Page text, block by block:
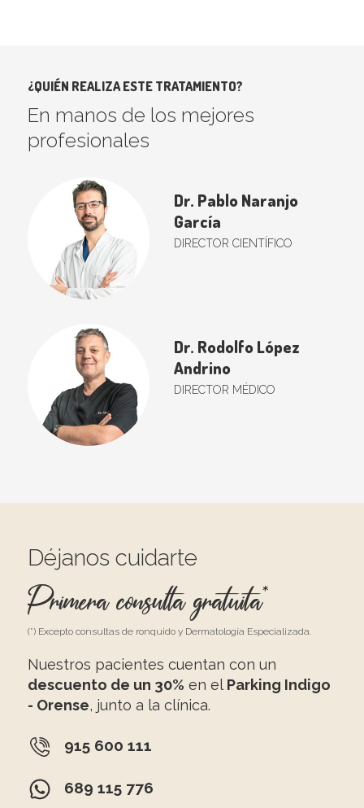
¿QUIÉN REALIZA ESTE TRATAMIENTO?
En manos de los mejores
profesionales
Dr. Pablo Naranjo
García
DIRECTOR CIENTÍFICO
Dr. Rodolfo López
Andrino
DIRECTOR MÉDICO
Déjanos cuidarte
Primera consulta gratuita*
(*) Excepto consultas de ronquido y Dermatología Especializada.
Nuestros pacientes cuentan con un
descuento de un 30% en el Parking Indigo
- Orense, junto a la clínica.
915 600 111
689 115 776